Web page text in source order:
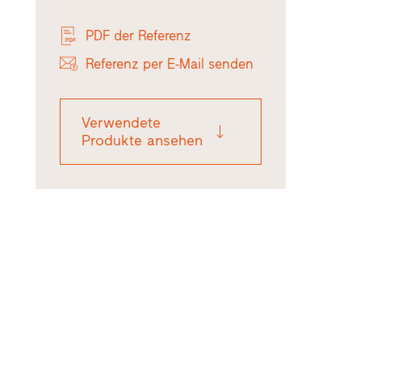
PDF der Referenz
Referenz per E-Mail senden
Verwendete
Produkte ansehen